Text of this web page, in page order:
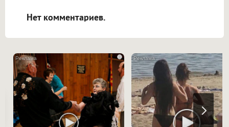
Нет комментариев.
i